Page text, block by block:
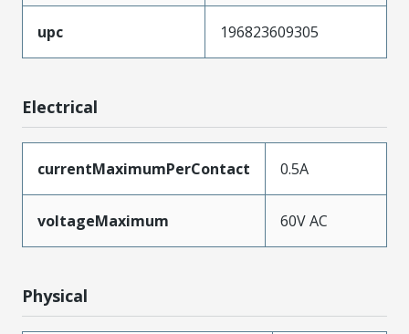
upc 196823609305
Electrical
currentMaximumPerContact 0.5A
voltageMaximum 60V AC
Physical